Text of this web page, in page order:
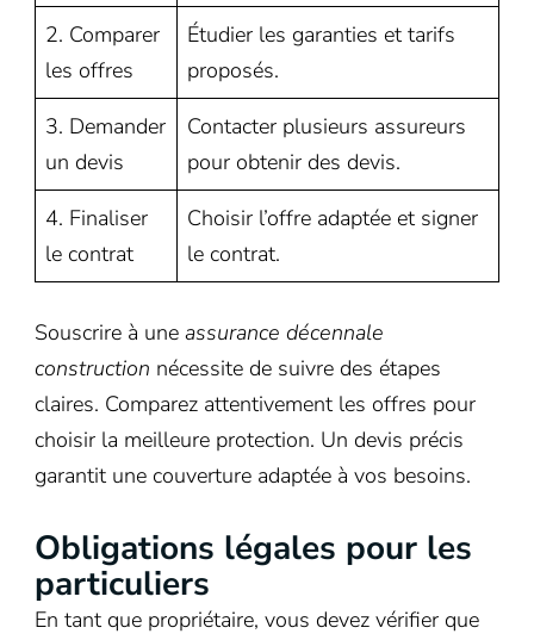
2. Comparer
les offres
Étudier les garanties et tarifs
proposés.
3. Demander
un devis
Contacter plusieurs assureurs
pour obtenir des devis.
4. Finaliser
le contrat
Choisir l’offre adaptée et signer
le contrat.
Souscrire à une assurance décennale
construction nécessite de suivre des étapes
claires. Comparez attentivement les offres pour
choisir la meilleure protection. Un devis précis
garantit une couverture adaptée à vos besoins.
Obligations légales pour les
particuliers
En tant que propriétaire, vous devez vérifier que